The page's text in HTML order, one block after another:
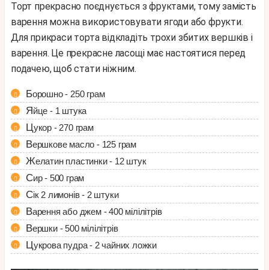
Торт прекрасно поєднується з фруктами, тому замість
варення можна використовувати ягоди або фрукти.
Для прикраси торта відкладіть трохи збитих вершків і
варення. Це прекрасне ласощі має настоятися перед
подачею, щоб стати ніжним.
Борошно - 250 грам
Яйце - 1 штука
Цукор - 270 грам
Вершкове масло - 125 грам
Желатин пластинки - 12 штук
Сир - 500 грам
Сік 2 лимонів - 2 штуки
Варення або джем - 400 мілілітрів
Вершки - 500 мілілітрів
Цукрова пудра - 2 чайних ложки